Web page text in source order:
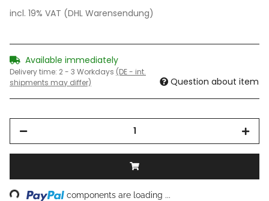
incl. 19% VAT (DHL Warensendung)
Available immediately
Delivery time: 2 - 3 Workdays (DE - int.
shipments may differ)
Question about item
components are loading ...